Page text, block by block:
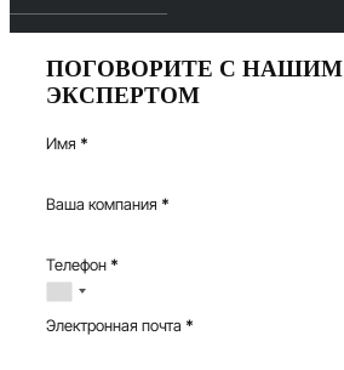
ПОГОВОРИТЕ С НАШИМ
ЭКСПЕРТОМ
Имя *
Ваша компания *
Телефон *
Электронная почта *